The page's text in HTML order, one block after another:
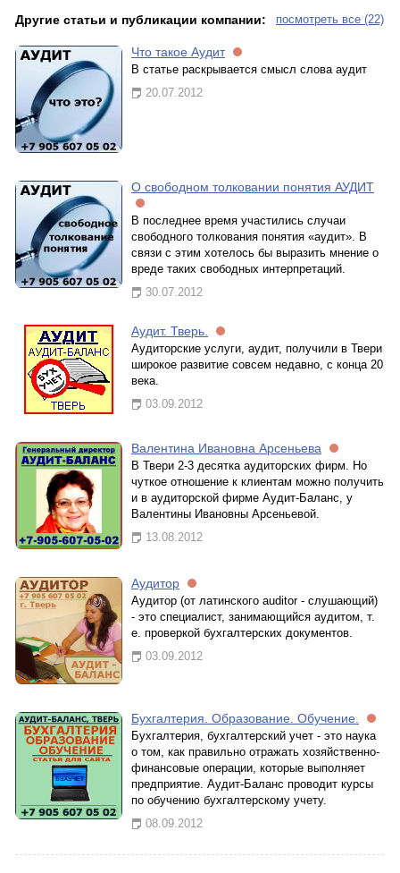
посмотреть все (22)
Другие статьи и публикации компании:
Что такое Аудит
В статье раскрывается смысл слова аудит
20.07.2012
О свободном толковании понятия АУДИТ
В последнее время участились случаи
свободного толкования понятия «аудит». В
связи с этим хотелось бы выразить мнение о
вреде таких свободных интерпретаций.
30.07.2012
Аудит. Тверь.
Аудиторские услуги, аудит, получили в Твери
широкое развитие совсем недавно, с конца 20
века.
03.09.2012
Валентина Ивановна Арсеньева
В Твери 2-3 десятка аудиторских фирм. Но
чуткое отношение к клиентам можно получить
и в аудиторской фирме Аудит-Баланс, у
Валентины Ивановны Арсеньевой.
13.08.2012
Аудитор
Аудитор (от латинского auditor - слушающий)
- это специалист, занимающийся аудитом, т.
е. проверкой бухгалтерских документов.
03.09.2012
Бухгалтерия. Образование. Обучение.
Бухгалтерия, бухгалтерский учет - это наука
о том, как правильно отражать хозяйственно-
финансовые операции, которые выполняет
предприятие. Аудит-Баланс проводит курсы
по обучению бухгалтерскому учету.
08.09.2012